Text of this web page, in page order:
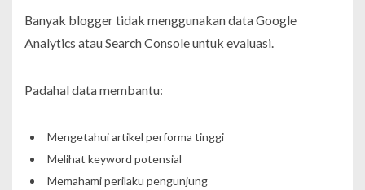
Banyak blogger tidak menggunakan data Google
Analytics atau Search Console untuk evaluasi.
Padahal data membantu:
Mengetahui artikel performa tinggi
Melihat keyword potensial
Memahami perilaku pengunjung